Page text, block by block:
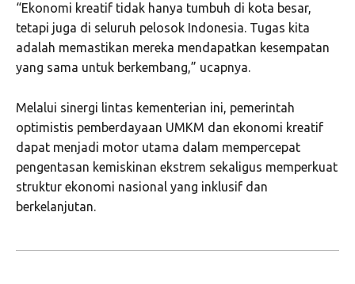
“Ekonomi kreatif tidak hanya tumbuh di kota besar,
tetapi juga di seluruh pelosok Indonesia. Tugas kita
adalah memastikan mereka mendapatkan kesempatan
yang sama untuk berkembang,” ucapnya.
Melalui sinergi lintas kementerian ini, pemerintah
optimistis pemberdayaan UMKM dan ekonomi kreatif
dapat menjadi motor utama dalam mempercepat
pengentasan kemiskinan ekstrem sekaligus memperkuat
struktur ekonomi nasional yang inklusif dan
berkelanjutan.